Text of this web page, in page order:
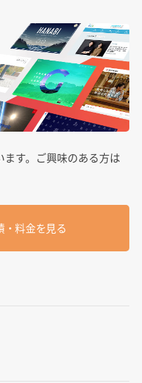
す。ご興味のある方は
・料金を見る